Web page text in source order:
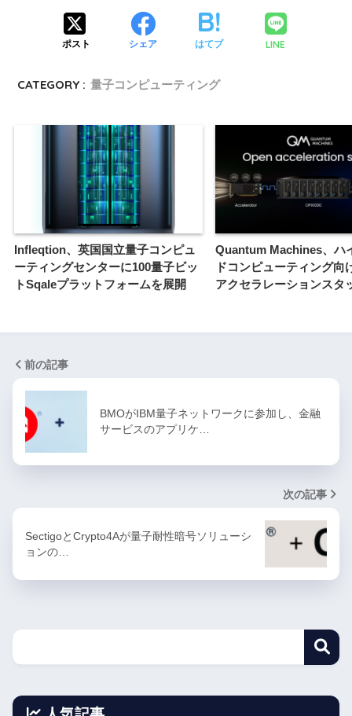
ポスト シェア はてブ LINE
CATEGORY : 量子コンピューティング
Infleqtion、英国国立量子コンピュ
ーティングセンターに100量子ビッ
トSqaleプラットフォームを展開
Quantum Machines、ハ
ドコンピューティング向
アクセラレーションスタ
前の記事
BMOがIBM量子ネットワークに参加し、金融
サービスのアプリケ…
次の記事
SectigoとCrypto4Aが量子耐性暗号ソリューシ
ョンの…